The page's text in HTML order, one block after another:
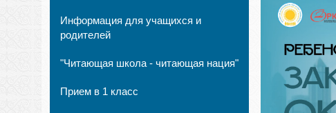
Информация для учащихся и
родителей
"Читающая школа - читающая нация"
Прием в 1 класс